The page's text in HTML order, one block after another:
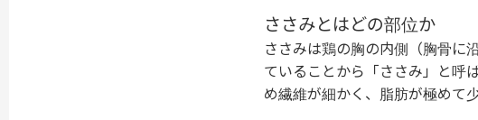
ささみとはどの部位か
ささみは鶏の胸の内側（胸骨に
ていることから「ささみ」と呼
め繊維が細かく、脂肪が極めて